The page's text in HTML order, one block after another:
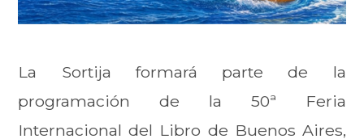
La Sortija formará parte de la
programación de la 50ª Feria
Internacional del Libro de Buenos Aires,